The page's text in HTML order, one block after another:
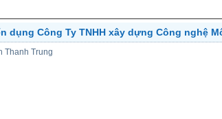
dụng Công Ty TNHH xây dựng Công nghệ
Thanh Trung